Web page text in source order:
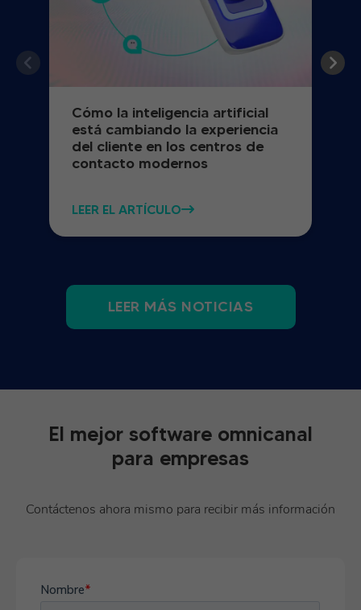
Cómo la inteligencia artificial
está cambiando la experiencia
del cliente en los centros de
contacto modernos
LEER EL ARTÍCULO
LEER MÁS NOTICIAS
El mejor software omnicanal
para empresas
Contáctenos ahora mismo para recibir más información